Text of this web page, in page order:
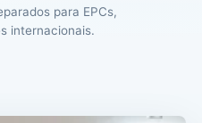
para EPCs,
internacionais.